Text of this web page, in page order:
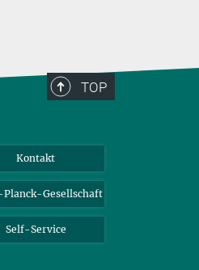
TOP
Kontakt
Gesellschaft
Self-Service